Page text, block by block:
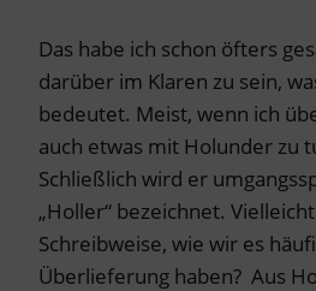
Das habe ich schon öfters
darüber im Klaren zu sein,
bedeutet. Meist, wenn ich
auch etwas mit Holunder zu
Schließlich wird er
„Holler“ bezeichnet.
Schreibweise, wie wir es
Überlieferung haben? Aus